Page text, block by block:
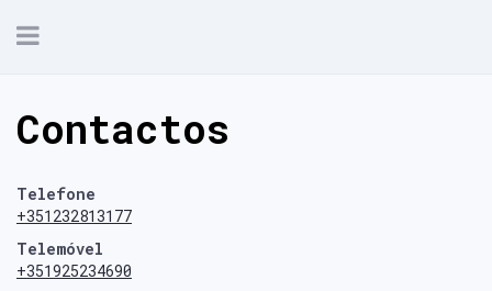
Toggle
Contactos
Telefone
+351232813177
Telemóvel
+351925234690